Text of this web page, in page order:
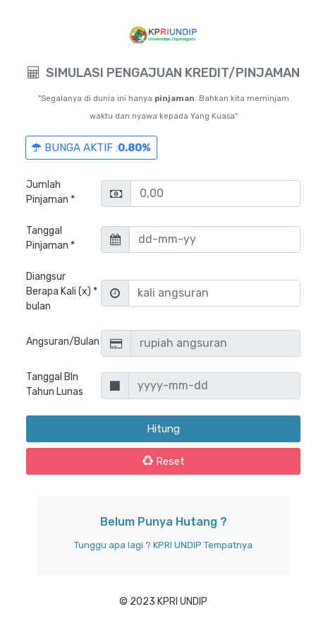
SIMULASI PENGAJUAN KREDIT/PINJAMAN
"Segalanya di dunia ini hanya pinjaman. Bahkan kita meminjam
waktu dan nyawa kepada Yang Kuasa"
BUNGA AKTIF :0.80%
Jumlah
Pinjaman *
Tanggal
Pinjaman *
Diangsur
Berapa Kali (x) *
bulan
Angsuran/Bulan
Tanggal Bln
Tahun Lunas
Reset
Belum Punya Hutang ?
Tunggu apa lagi ? KPRI UNDIP Tempatnya
© 2023 KPRI UNDIP